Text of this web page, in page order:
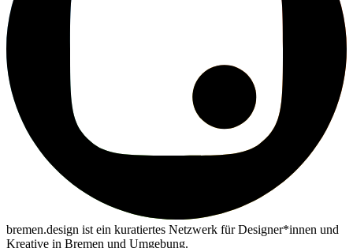
bremen.design ist ein kuratiertes Netzwerk für Designer*innen und
Kreative in Bremen und Umgebung.